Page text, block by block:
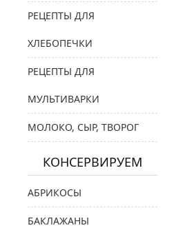
РЕЦЕПТЫ ДЛЯ
ХЛЕБОПЕЧКИ
РЕЦЕПТЫ ДЛЯ
МУЛЬТИВАРКИ
МОЛОКО, СЫР, ТВОРОГ
КОНСЕРВИРУЕМ
АБРИКОСЫ
БАКЛАЖАНЫ